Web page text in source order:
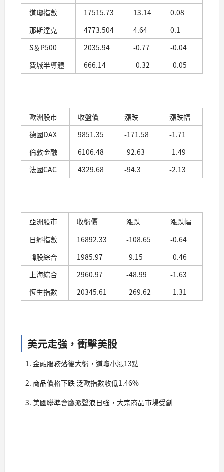
道瓊指數
17515.73 13.14
0.08
那斯達克
4773.504 4.64
0.1
S＆P500
2035.94 -0.77
-0.04
費城半導體
666.14 -0.32 -0.05
歐洲股市 收盤價 漲跌
漲跌幅
德國DAX
9851.35 -171.58
-1.71
倫敦金融
6106.48 -92.63
-1.49
法國CAC
4329.68 -94.3 -2.13
亞洲股市 收盤價 漲跌
漲跌幅
日經指數
16892.33 -108.65
-0.64
韓股綜合
1985.97 -9.15
-0.46
上海綜合
2960.97 -48.99
-1.63
恆生指數
20345.61 -269.62 -1.31
美元走強，衝擊美股
金融服務落後大盤，道瓊小漲13點
商品價格下跌 泛歐指數收低1.46%
美國聯準會鷹派聲浪日強，大宗商品市場受創